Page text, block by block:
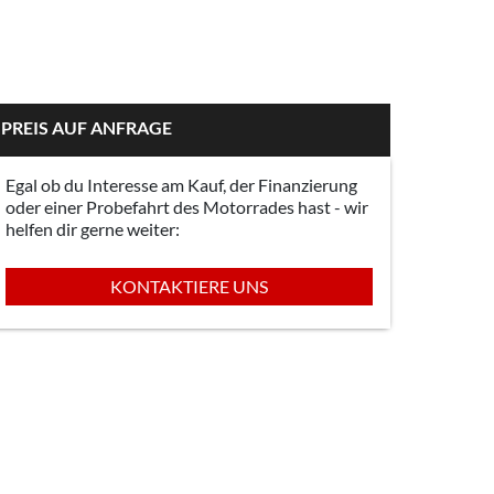
PREIS AUF ANFRAGE
Egal ob du Interesse am Kauf, der Finanzierung
oder einer Probefahrt des Motorrades hast - wir
helfen dir gerne weiter:
KONTAKTIERE UNS